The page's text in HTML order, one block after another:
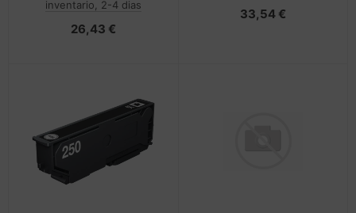
inventario, 2-4 dias
26,43 €
33,54 €